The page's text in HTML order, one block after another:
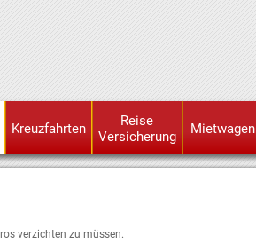
Kreuzfahrten
Reise
Versicherung
Mietwagen
verzichten zu müssen.